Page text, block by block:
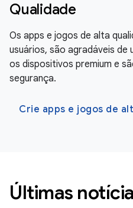
Qualidade
Os apps e jogos de alta
usuários, são agradáveis de
os dispositivos premium e
segurança.
Crie apps e jogos de
Últimas